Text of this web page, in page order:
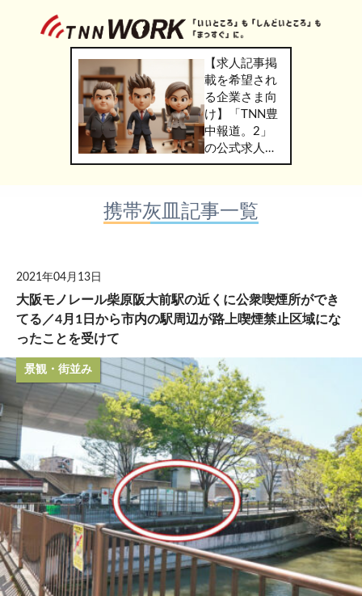
【求人記事掲
載を希望され
る企業さま向
け】「TNN豊
中報道。2」
の公式求人情
報サービス
WORK」のご
掲載につきま
携帯灰皿記事一覧
2021年04月13日
大阪モノレール柴原阪大前駅の近くに公衆喫煙所ができ
てる／4月1日から市内の駅周辺が路上喫煙禁止区域にな
ったことを受けて
景観・街並み